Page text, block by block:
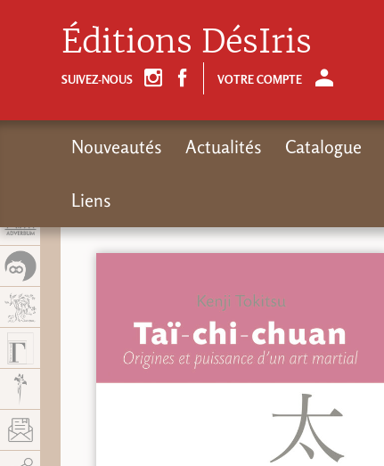
Éditions DésIris
SUIVEZ-NOUS VOTRE COMPTE
Nouveautés Actualités Catalogue
Liens